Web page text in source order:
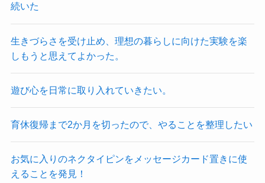
続いた
生きづらさを受け止め、理想の暮らしに向けた実験を楽
しもうと思えてよかった。
遊び心を日常に取り入れていきたい。
育休復帰まで2か月を切ったので、やることを整理したい
お気に入りのネクタイピンをメッセージカード置きに使
えることを発見！